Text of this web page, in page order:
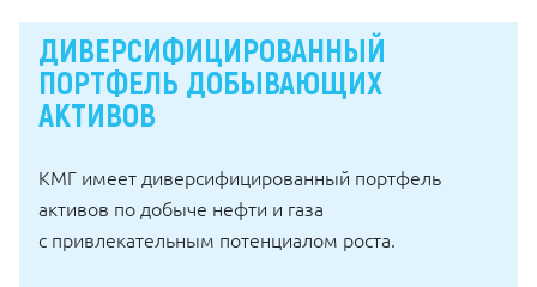
ДИВЕРСИФИЦИРОВАННЫЙ
ПОРТФЕЛЬ ДОБЫВАЮЩИХ
АКТИВОВ
КМГ имеет диверсифицированный портфель
активов по добыче нефти и газа
с привлекательным потенциалом роста.